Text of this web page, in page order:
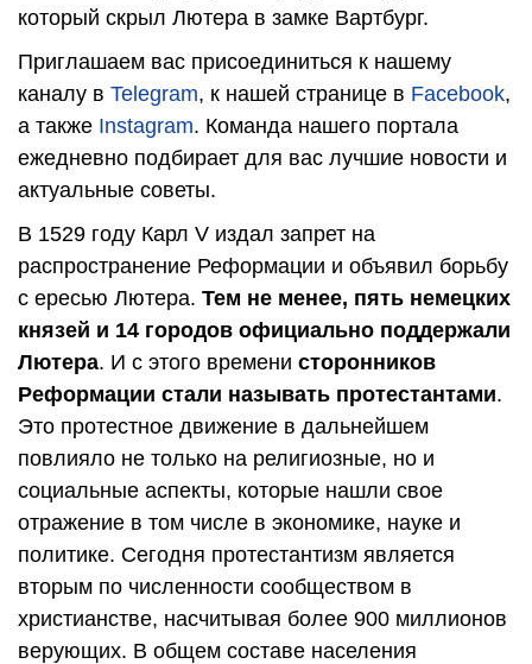
который скрыл Лютера в замке Вартбург.
Приглашаем вас присоединиться к нашему
каналу в Telegram, к нашей странице в Facebook,
а также Instagram. Команда нашего портала
ежедневно подбирает для вас лучшие новости и
актуальные советы.
В 1529 году Карл V издал запрет на
распространение Реформации и объявил борьбу
с ересью Лютера. Тем не менее, пять немецких
князей и 14 городов официально поддержали
Лютера. И с этого времени сторонников
Реформации стали называть протестантами.
Это протестное движение в дальнейшем
повлияло не только на религиозные, но и
социальные аспекты, которые нашли свое
отражение в том числе в экономике, науке и
политике. Сегодня протестантизм является
вторым по численности сообществом в
христианстве, насчитывая более 900 миллионов
верующих. В общем составе населения